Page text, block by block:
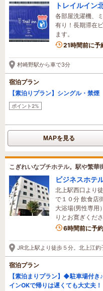
トレイルイン
各部屋洗濯機、
有り！長期滞在
ます。
21時間前に予
村崎野駅から車で3分
宿泊プラン
【素泊りプラン】シングル・禁煙
ポイント2%
MAPを見る
こぎれいなプチホテル。駅や繁華
ビジネスホテ
北上駅西口より
で１０分 飲食店
大浴場(男性専用
りとお寛ぎくださ
6時間前に予
JR北上駅より徒歩５分。北上江釣
宿泊プラン
【素泊まりプラン】◆駐車場付
インOKで帰りは遅くても大丈夫！